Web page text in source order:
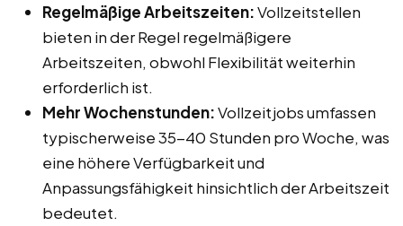
Regelmäßige Arbeitszeiten:Vollzeitstellen
bieten in der Regel regelmäßigere
Arbeitszeiten, obwohl Flexibilität weiterhin
erforderlich ist.
Mehr Wochenstunden:Vollzeitjobs umfassen
typischerweise 35-40 Stunden pro Woche, was
eine höhere Verfügbarkeit und
Anpassungsfähigkeit hinsichtlich der Arbeitszeit
bedeutet.